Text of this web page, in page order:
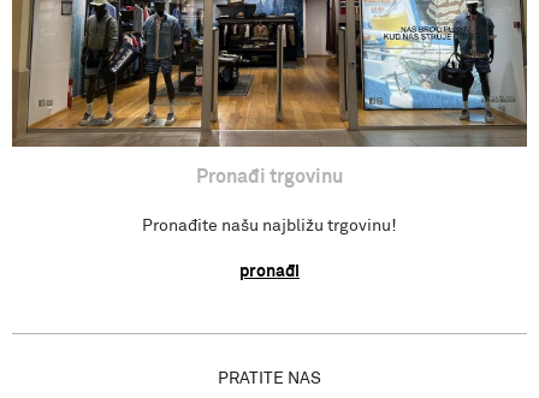
Gdje se nalazimo?
Pronađi trgovinu
Pronađite našu najbližu trgovinu!
pronađi
PRATITE NAS